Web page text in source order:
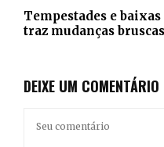
Tempestades e
traz mudanças
DEIXE UM COMENTÁRIO